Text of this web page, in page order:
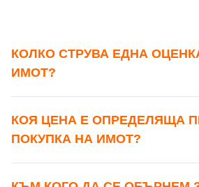
КОЛКО СТРУВА ЕДНА
ИМОТ?
КОЯ ЦЕНА Е ОПРЕДЕЛЯЩА
ПОКУПКА НА ИМОТ?